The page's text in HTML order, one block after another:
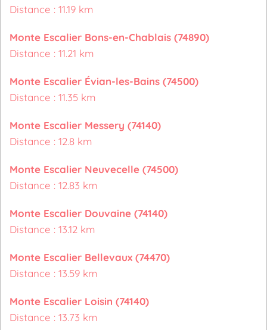
Distance : 11.19 km
Monte Escalier Bons-en-Chablais (74890)
Distance : 11.21 km
Monte Escalier Évian-les-Bains (74500)
Distance : 11.35 km
Monte Escalier Messery (74140)
Distance : 12.8 km
Monte Escalier Neuvecelle (74500)
Distance : 12.83 km
Monte Escalier Douvaine (74140)
Distance : 13.12 km
Monte Escalier Bellevaux (74470)
Distance : 13.59 km
Monte Escalier Loisin (74140)
Distance : 13.73 km